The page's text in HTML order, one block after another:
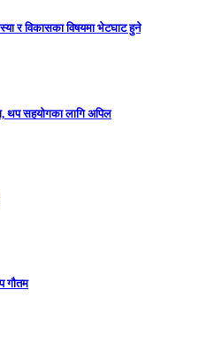
र विकासका विषयमा भेटघाट हुने
थप सहयोगका लागि अपिल
गौतम